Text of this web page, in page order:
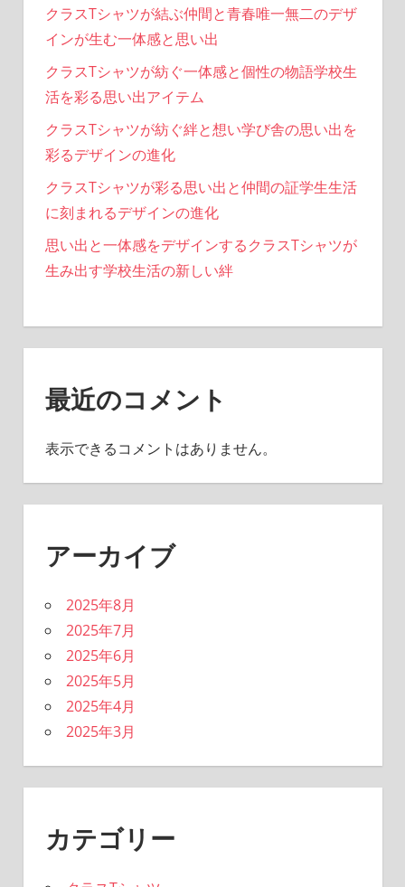
クラスTシャツが結ぶ仲間と青春唯一無二のデザ
インが生む一体感と思い出
クラスTシャツが紡ぐ一体感と個性の物語学校生
活を彩る思い出アイテム
クラスTシャツが紡ぐ絆と想い学び舎の思い出を
彩るデザインの進化
クラスTシャツが彩る思い出と仲間の証学生生活
に刻まれるデザインの進化
思い出と一体感をデザインするクラスTシャツが
生み出す学校生活の新しい絆
最近のコメント
表示できるコメントはありません。
アーカイブ
2025年8月
2025年7月
2025年6月
2025年5月
2025年4月
2025年3月
カテゴリー